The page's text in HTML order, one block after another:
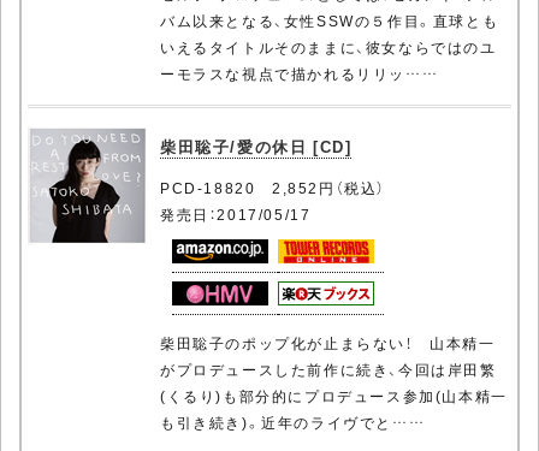
バム以来となる、女性SSWの５作目。直球とも
いえるタイトルそのままに、彼女ならではのユ
ーモラスな視点で描かれるリリッ……
柴田聡子/愛の休日 [CD]
PCD-18820 2,852円（税込）
発売日：2017/05/17
柴田聡子のポップ化が止まらない！ 山本精一
がプロデュースした前作に続き、今回は岸田繁
(くるり)も部分的にプロデュース参加(山本精一
も引き続き)。近年のライヴでと……